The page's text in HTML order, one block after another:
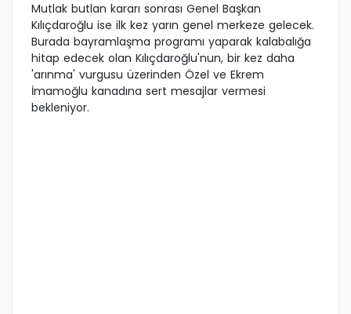
Mutlak butlan kararı sonrası Genel Başkan
Kılıçdaroğlu ise ilk kez yarın genel merkeze gelecek.
Burada bayramlaşma programı yaparak kalabalığa
hitap edecek olan Kılıçdaroğlu'nun, bir kez daha
'arınma' vurgusu üzerinden Özel ve Ekrem
İmamoğlu kanadına sert mesajlar vermesi
bekleniyor.